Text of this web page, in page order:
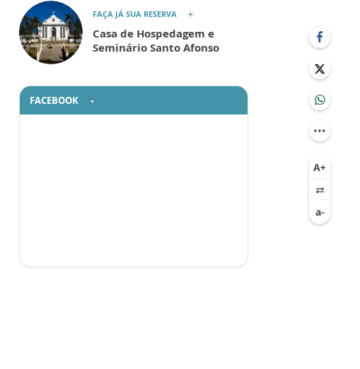
FAÇA JÁ SUA RESERVA
Casa de Hospedagem e
Seminário Santo Afonso
FACEBOOK